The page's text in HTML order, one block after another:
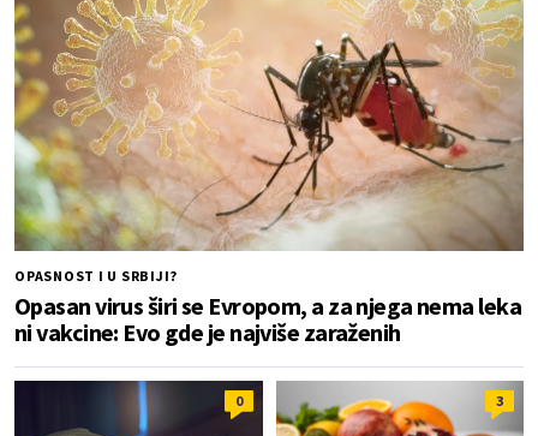
OPASNOST I U SRBIJI?
Opasan virus širi se Evropom, a za njega nema leka
ni vakcine: Evo gde je najviše zaraženih
0 3